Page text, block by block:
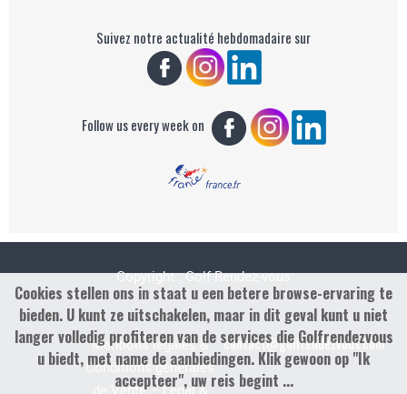
Suivez notre actualité hebdomadaire sur
Follow us every week on
Copyright : Golf Rendez-vous
Mentions légales &
Conditions générales
de Vente – Legal &
contact@golfrendezvous.com
Cookies stellen ons in staat u een betere browse-ervaring te
bieden. U kunt ze uitschakelen, maar in dit geval kunt u niet
langer volledig profiteren van de services die Golfrendezvous
u biedt, met name de aanbiedingen. Klik gewoon op "Ik
accepteer", uw reis begint ...